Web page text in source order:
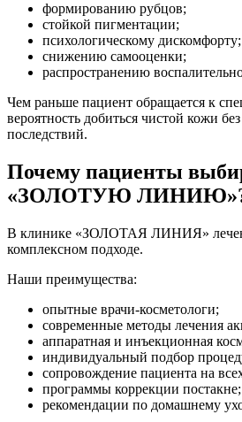
формированию рубцов;
стойкой пигментации;
психологическому дискомфорту;
снижению самооценки;
распространению
Чем раньше пациент обращается к
вероятность добиться чистой кожи
последствий.
Почему пациенты
«ЗОЛОТУЮ
В клинике «ЗОЛОТАЯ ЛИНИЯ»
комплексном подходе.
Наши преимущества:
опытные врачи-косметологи;
современные методы лечения
аппаратная и инъекционная
индивидуальный подбор
сопровождение пациента на
программы коррекции постакне;
рекомендации по домашнему